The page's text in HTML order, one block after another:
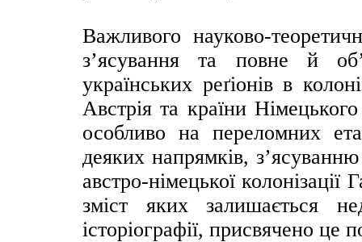
Важливого науково-
з’ясування та повне й
українських реґіонів в
Австрія та країни
особливо на переломних
деяких напрямків,
австро-німецької
зміст яких залишається
історіографії, присвячено це